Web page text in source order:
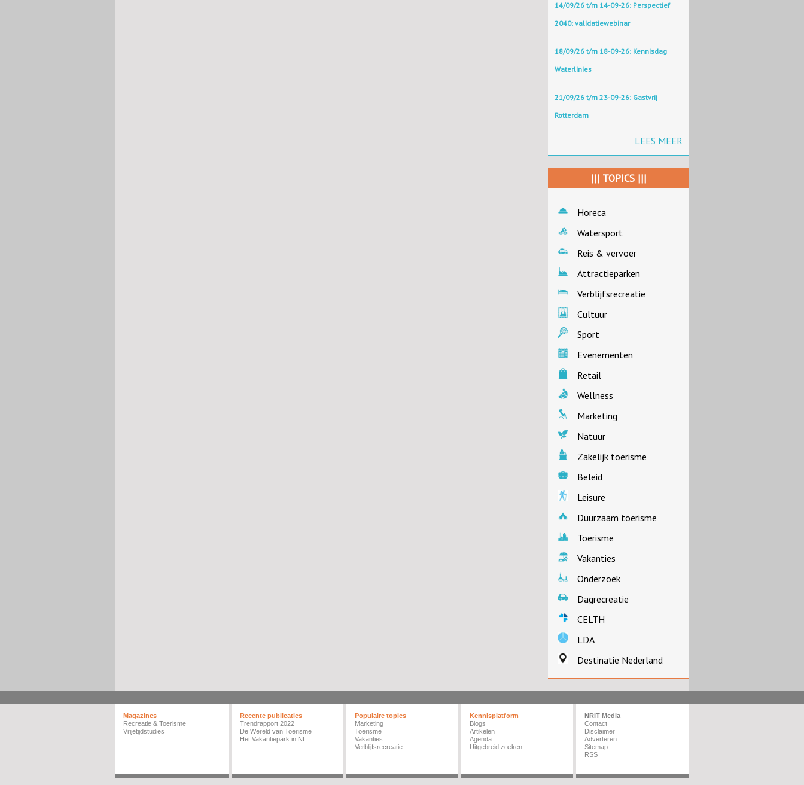
14/09/26 t/m 14-09-26: Perspectief
2040: validatiewebinar
18/09/26 t/m 18-09-26: Kennisdag
Waterlinies
21/09/26 t/m 23-09-26: Gastvrij
Rotterdam
LEES MEER
||| TOPICS |||
Horeca
Watersport
Reis & vervoer
Attractieparken
Verblijfsrecreatie
Cultuur
Sport
Evenementen
Retail
Wellness
Marketing
Natuur
Zakelijk toerisme
Beleid
Leisure
Duurzaam toerisme
Toerisme
Vakanties
Onderzoek
Dagrecreatie
CELTH
LDA
Destinatie Nederland
Magazines
Recreatie & Toerisme
Vrijetijdstudies
Recente publicaties
Trendrapport 2022
De Wereld van Toerisme
Het Vakantiepark in NL
Populaire topics
Marketing
Toerisme
Vakanties
Verblijfsrecreatie
Kennisplatform
Blogs
Artikelen
Agenda
Uitgebreid zoeken
NRIT Media
Contact
Disclaimer
Adverteren
Sitemap
RSS